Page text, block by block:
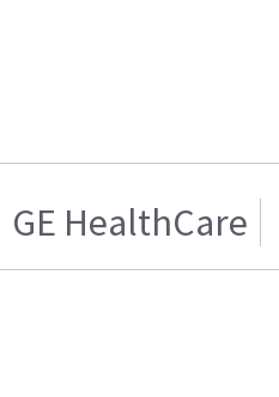
GE HealthCare